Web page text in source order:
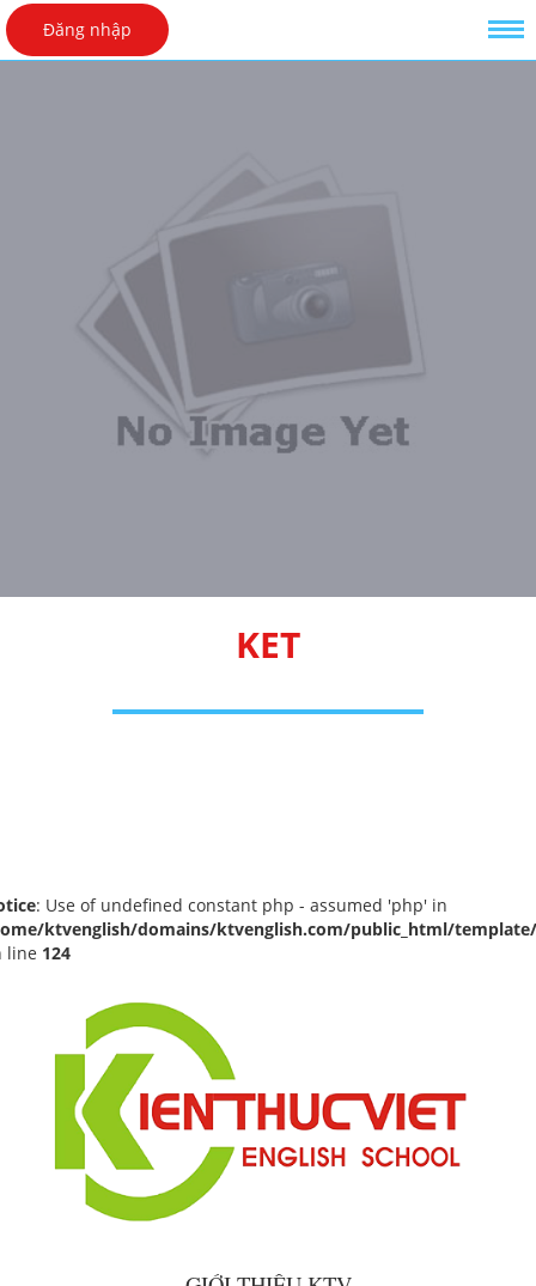
Đăng nhập
KET
: Use of undefined constant php - assumed 'php' in
ktvenglish/domains/ktvenglish.com/public_html/
line 124